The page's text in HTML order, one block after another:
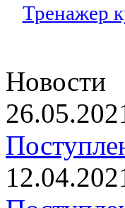
Тренажер
Новости